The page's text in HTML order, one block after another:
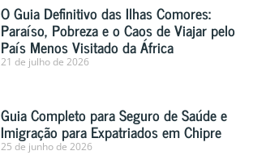
O Guia Definitivo das Ilhas Comores:
Paraíso, Pobreza e o Caos de Viajar pelo
País Menos Visitado da África
21 de julho de 2026
Guia Completo para Seguro de Saúde e
Imigração para Expatriados em Chipre
25 de junho de 2026